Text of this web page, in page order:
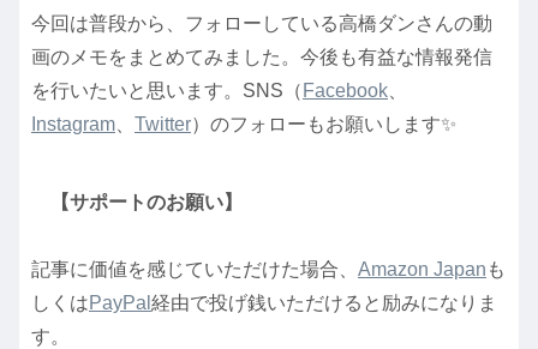
今回は普段から、フォローしている高橋ダンさんの動
画のメモをまとめてみました。今後も有益な情報発信
を行いたいと思います。SNS（ Facebook
Instagram
Twitter）のフォローもお願いします✨
【サポートのお願い】
記事に価値を感じていただけた場合、 Amazon Japan も
しくはPayPal 経由で投げ銭いただけると励みになりま
す。